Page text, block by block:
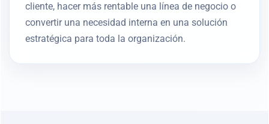
cliente, hacer más rentable una línea de negocio o
convertir una necesidad interna en una solución
estratégica para toda la organización.